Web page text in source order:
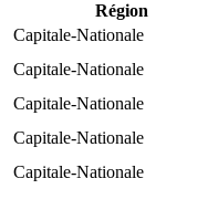
Région
Capitale-Nationale
Capitale-Nationale
Capitale-Nationale
Capitale-Nationale
Capitale-Nationale